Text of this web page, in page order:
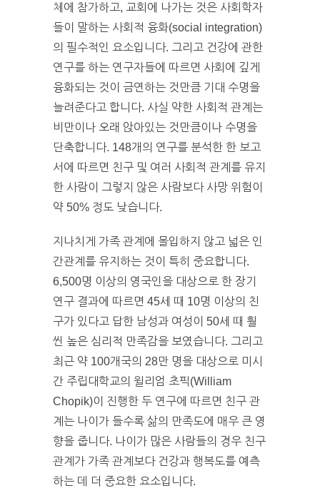
체에 참가하고, 교회에 나가는 것은 사회학자
들이 말하는 사회적 융화(social integration)
의 필수적인 요소입니다. 그리고 건강에 관한
연구를 하는 연구자들에 따르면 사회에 깊게
융화되는 것이 금연하는 것만큼 기대 수명을
늘려준다고 합니다. 사실 약한 사회적 관계는
비만이나 오래 앉아있는 것만큼이나 수명을
단축합니다. 148개의 연구를 분석한 한 보고
서에 따르면 친구 및 여러 사회적 관계를 유지
한 사람이 그렇지 않은 사람보다 사망 위험이
약 50% 정도 낮습니다.
지나치게 가족 관계에 몰입하지 않고 넓은 인
간관계를 유지하는 것이 특히 중요합니다.
6,500명 이상의 영국인을 대상으로 한 장기
연구 결과에 따르면 45세 때 10명 이상의 친
구가 있다고 답한 남성과 여성이 50세 때 훨
씬 높은 심리적 만족감을 보였습니다. 그리고
최근 약 100개국의 28만 명을 대상으로 미시
간 주립대학교의 윌리엄 초픽(William
Chopik)이 진행한 두 연구에 따르면 친구 관
계는 나이가 들수록 삶의 만족도에 매우 큰 영
향을 줍니다. 나이가 많은 사람들의 경우 친구
관계가 가족 관계보다 건강과 행복도를 예측
하는 데 더 중요한 요소입니다.